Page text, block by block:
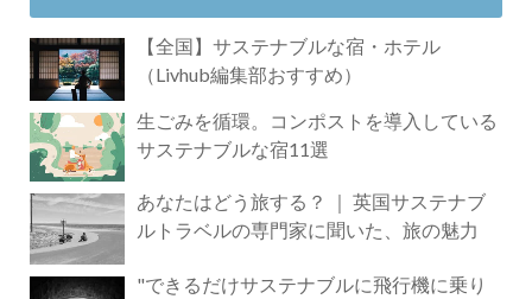
【全国】サステナブルな宿・ホテル
（Livhub編集部おすすめ）
生ごみを循環。コンポストを導入している
サステナブルな宿11選
あなたはどう旅する？ ｜ 英国サステナブ
ルトラベルの専門家に聞いた、旅の魅力
"できるだけサステナブルに飛行機に乗り